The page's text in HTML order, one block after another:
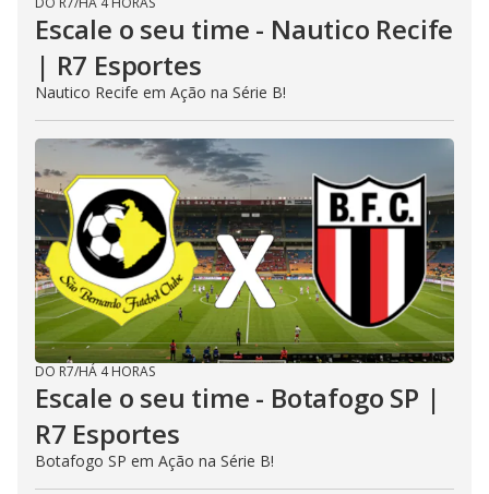
Escale o seu time - Nautico Recife
| R7 Esportes
Nautico Recife em Ação na Série B!
DO R7/HÁ 4 HORAS
Escale o seu time - Botafogo SP |
R7 Esportes
Botafogo SP em Ação na Série B!